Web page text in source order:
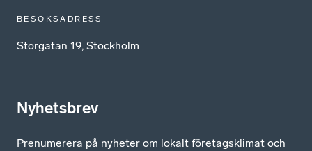
BESÖKSADRESS
Storgatan 19, Stockholm
Nyhetsbrev
Prenumerera på nyheter om lokalt företagsklimat och